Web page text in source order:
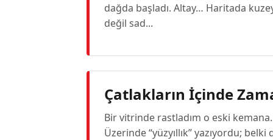
dağda başladı. Altay… Haritada
değil sad...
Çatlakların İçinde
Bir vitrinde rastladım o eski
Üzerinde “yüzyıllık” yazıyordu;